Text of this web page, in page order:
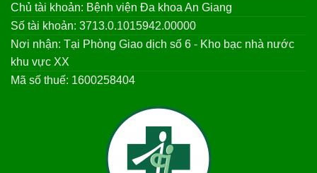
Chủ tài khoản: Bệnh viện Đa khoa An Giang
Số tài khoản: 3713.0.1015942.00000
Nơi nhận: Tại Phòng Giao dịch số 6 - Kho bạc nhà nước
khu vực XX
Mã số thuế: 1600258404